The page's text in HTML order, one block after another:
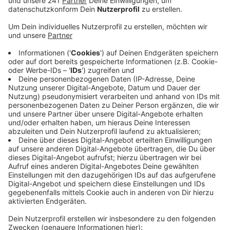
Die Verhandlungen laufen nur schleppend und
bezüglich der wichtigsten Punkte sei man sich immer
noch nicht einig, so die IG Metall. Deswegen soll in der
Vorstandssitzung am Dienstag über eine mögliche
Urabstimmung entschieden werden. Sollte der
zugestimmt werden, dann kann die Kölner Belegschaft
selbst entscheiden, ob sie für befristete und
unbefristete Streiks in Zukunft bereit ist. Grund für
den Frust ist auch, dass Ford jetzt einen Wegfall des
Kündigungsschutzes fordert - und zwar schon bis
2032. Dazu sei man nicht ohne weiteres bereit, so die
IG Metall.